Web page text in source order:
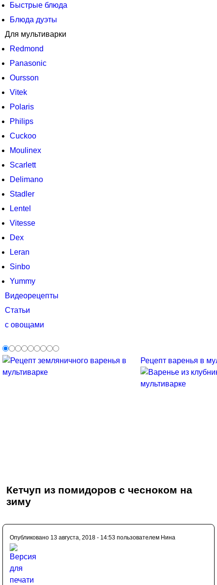
Быстрые блюда
Блюда дуэты
Для мультиварки
Redmond
Panasonic
Oursson
Vitek
Polaris
Philips
Cuckoo
Moulinex
Scarlett
Delimano
Stadler
Lentel
Vitesse
Dex
Leran
Sinbo
Yummy
Видеорецепты
Статьи
с овощами
Рецепт варенья в
Кетчуп из помидоров с чесноком на
зиму
Опубликовано 13 августа, 2018 - 14:53 пользователем Нина